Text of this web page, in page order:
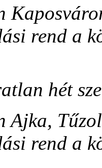
rend a
hét
Ajka,
rend a